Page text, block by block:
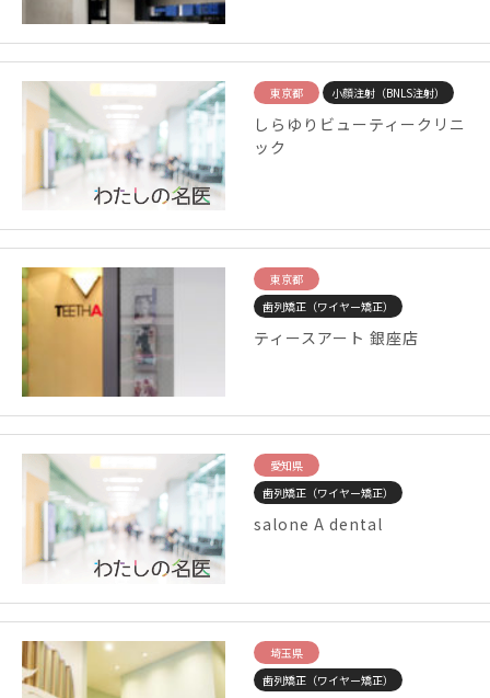
東京都 小顔注射（BNLS注射）
しらゆりビューティークリニ
ック
東京都
歯列矯正（ワイヤー矯正）
ティースアート 銀座店
愛知県
歯列矯正（ワイヤー矯正）
salone A dental
埼玉県
歯列矯正（ワイヤー矯正）